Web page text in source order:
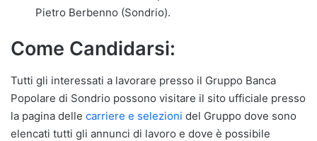
Pietro Berbenno (Sondrio).
Come Candidarsi:
Tutti gli interessati a lavorare presso il Gruppo Banca
Popolare di Sondrio possono visitare il sito ufficiale presso
la pagina delle carriere e selezioni del Gruppo dove sono
elencati tutti gli annunci di lavoro e dove è possibile